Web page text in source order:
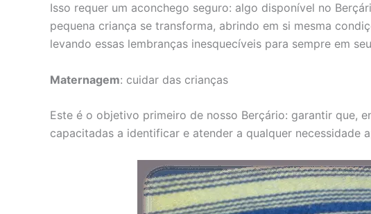
Isso requer um aconchego seguro: algo disponível no
pequena criança se transforma, abrindo em si mesma
levando essas lembranças inesquecíveis para sempre em
Maternagem: cuidar das crianças
Este é o objetivo primeiro de nosso Berçário: garantir que,
capacitadas a identificar e atender a qualquer necessidade